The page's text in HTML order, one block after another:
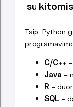
su
Taip, Python
C/C++
Java –
R –
SQL –